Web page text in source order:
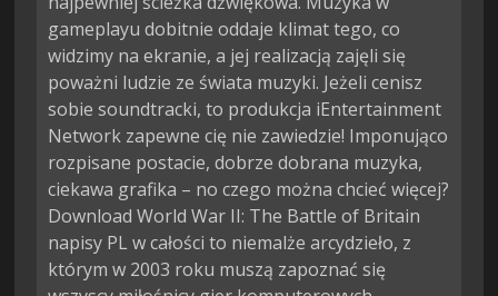
gameplayu dobitnie oddaje klimat tego, co
widzimy na ekranie, a jej realizacją zajęli się
poważni ludzie ze świata muzyki. Jeżeli cenisz
sobie soundtracki, to produkcja iEntertainment
Network zapewne cię nie zawiedzie! Imponująco
rozpisane postacie, dobrze dobrana muzyka,
ciekawa grafika – no czego można chcieć więcej?
Download World War II: The Battle of Britain
napisy PL w całości to niemalże arcydzieło, z
którym w 2003 roku muszą zapoznać się